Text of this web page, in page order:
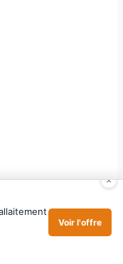
×
Voir l'offre